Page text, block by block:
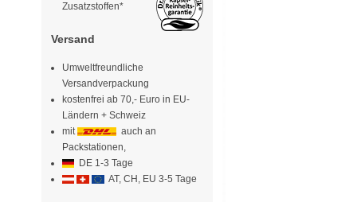
Zusatzstoffen*
Versand
Umweltfreundliche
Versandverpackung
kostenfrei ab 70,- Euro in EU-
Ländern + Schweiz
mit
auch an
Packstationen,
DE 1-3 Tage
AT, CH, EU 3-5 Tage